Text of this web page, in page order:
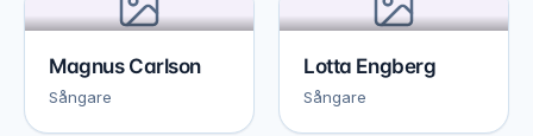
Magnus Carlson
Sångare
Lotta Engberg
Sångare